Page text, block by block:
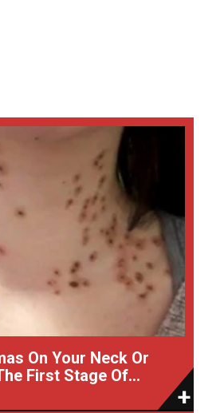
On Your Neck Or
First Stage Of...